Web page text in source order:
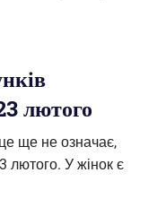
лютого
ще не означає,
лютого. У жінок є